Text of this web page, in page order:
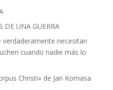
DE UNA GUERRA
verdaderamente necesitan
cuando nadie más lo
Christi» de Jan Komasa